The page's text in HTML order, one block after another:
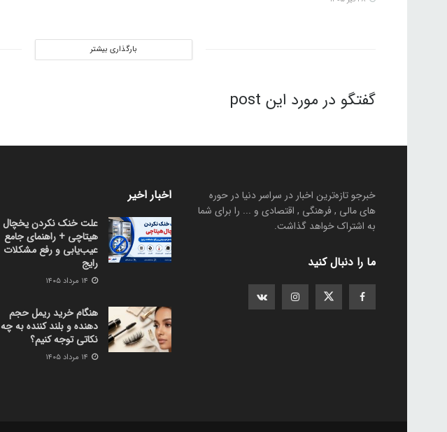
بارگذاری بیشتر
گفتگو در مورد این post
خبرجو تازه‌ترین اخبار در سراسر دنیا در حوره
های مالی , فرهنگی , اقتصادی و ... را برای شما
به اشتراک خواهد گذاشت.
ما را دنبال کنید
اخبار اخیر
علت خنک نکردن یخچال
هیتاچی + راهنمای جامع
عیب‌یابی و رفع مشکلات
رایج
هنگام خرید ریمل حجم
دهنده و بلند کننده به چه
نکاتی توجه کنیم؟